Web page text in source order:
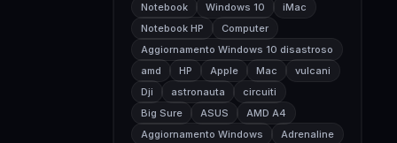
Notebook Windows 10
iMac
Notebook HP
Computer
Aggiornamento Windows 10 disastroso
amd
HP Apple Mac
vulcani
Dji
astronauta
circuiti
Big Sure
ASUS
AMD A4
Aggiornamento Windows
Adrenaline